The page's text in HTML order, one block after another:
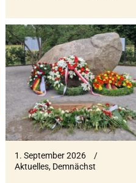
1. September 2026
Aktuelles, Demnächst